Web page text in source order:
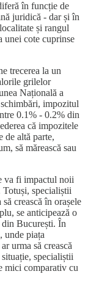
în funcție de
juridică - dar și în
și rangul
unei cote cuprinse
trecerea la un
grilelor
Națională a
impozitul
0.1% - 0.2% din
că impozitele
de altă parte,
să mărească sau
va fi impactul noii
specialiștii
crească în orașele
se anticipează o
București. În
unde piața
urma să crească
specialiștii
mici comparativ cu